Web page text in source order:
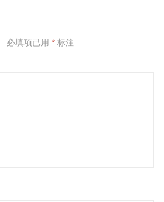
必填项已用 *标注